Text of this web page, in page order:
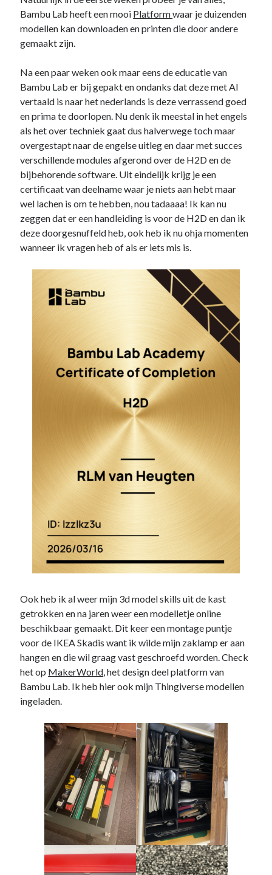
Bambu Lab heeft een mooi Platformwaar je duizenden
modellen kan downloaden en printen die door andere
gemaakt zijn.
Na een paar weken ook maar eens de educatie van
Bambu Lab er bij gepakt en ondanks dat deze met AI
vertaald is naar het nederlands is deze verrassend goed
en prima te doorlopen. Nu denk ik meestal in het engels
als het over techniek gaat dus halverwege toch maar
overgestapt naar de engelse uitleg en daar met succes
verschillende modules afgerond over de H2D en de
bijbehorende software. Uit eindelijk krijg je een
certificaat van deelname waar je niets aan hebt maar
wel lachen is om te hebben, nou tadaaaa! Ik kan nu
zeggen dat er een handleiding is voor de H2D en dan ik
deze doorgesnuffeld heb, ook heb ik nu ohja momenten
wanneer ik vragen heb of als er iets mis is.
Ook heb ik al weer mijn 3d model skills uit de kast
getrokken en na jaren weer een modelletje online
beschikbaar gemaakt. Dit keer een montage puntje
voor de IKEA Skadis want ik wilde mijn zaklamp er aan
hangen en die wil graag vast geschroefd worden. Check
het op MakerWorld , het design deel platform van
Bambu Lab. Ik heb hier ook mijn Thingiverse modellen
ingeladen.